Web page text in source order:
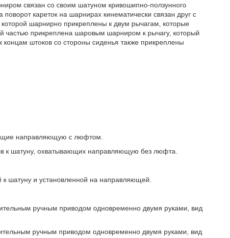
связан со своим шатуном кривошипно-ползунного
кареток на шарнирах кинематически связан друг с
шарнирно прикреплены к двум рычагам, которые
частью прикреплена шаровым шарниром к рычагу, который
штоков со стороны сиденья также прикреплены
направляющую с люфтом.
к шатуну, охватывающих направляющую без люфта.
к шатуну и установленной на направляющей.
ручным приводом одновременно двумя руками, вид
ручным приводом одновременно двумя руками, вид